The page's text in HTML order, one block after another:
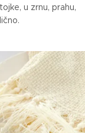
u zrnu, prahu,